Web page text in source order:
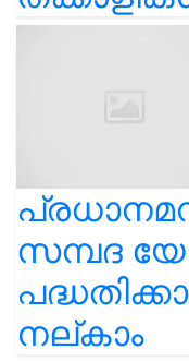
സമ്പദ
നല്കാം